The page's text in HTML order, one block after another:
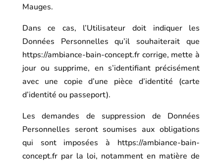
Mauges.
Dans ce cas, l’Utilisateur doit indiquer les
Données Personnelles qu’il souhaiterait que
https://ambiance-bain-concept.frcorrige, mette à
jour ou supprime, en s’identifiant précisément
avec une copie d’une pièce d’identité (carte
d’identité ou passeport).
Les demandes de suppression de Données
Personnelles seront soumises aux obligations
qui sont imposées à https://ambiance-bain-
concept.frpar la loi, notamment en matière de